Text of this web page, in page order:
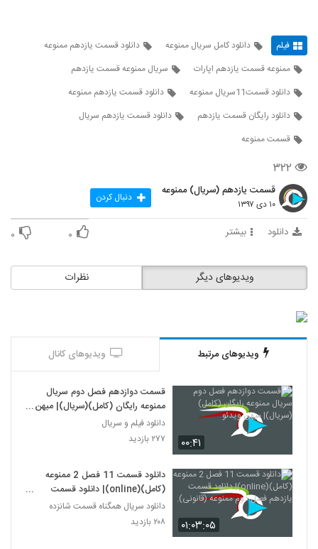
فیلم دانلود کامل سریال ممنوعه
دانلود قسمت یازدهم ممنوعه
ممنوعه قسمت یازدهم اپارات
سریال ممنوعه قسمت یازدهم
دانلود قسمت11سریال ممنوعه
دانلود قسمت یازدهم ممنوعه
دانلود رایگان قسمت یازدهم
دانلود قسمت یازدهم سریال
قسمت ممنوعه
۳۲۲
قسمت یازدهم (سریال) ممنوعه
۱۰ دی ۱۳۹۷ دنبال کردن
دانلود بیشتر ۰ ۰
نظرات ویدیوهای دیگر
ویدیوهای مرتبط ویدیوهای کانال
۰۰:۴۱
قسمت دوازدهم فصل دوم سريال
ممنوعه رايگان (کامل)(سريال)| میهن
ویدئو
دانلود فیلم و سریال
۲۷۷ بازدید
۰۱:۰۳:۰۵
دانلود قسمت 11 فصل 2 ممنوعه
(کامل)(online)| دانلود قسمت
یازدهم فصل دوم ممنوعه (قانونی).
دانلود سریال همگناه قسمت شانزده
۲۰۸ بازدید